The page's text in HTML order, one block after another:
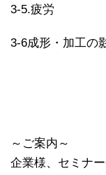
3-5.疲労
3-6成形・加工の
～ご案内～
企業様、セミナ